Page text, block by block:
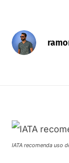
IATA recomenda uso